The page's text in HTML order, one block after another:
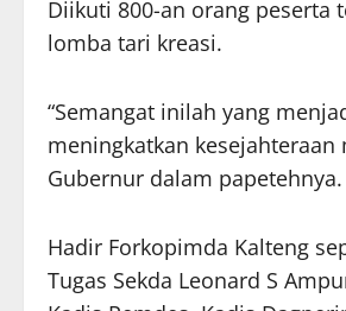
Diikuti 800-an orang
lomba tari kreasi.
“Semangat inilah yang
meningkatkan
Gubernur dalam papetehnya.
Hadir Forkopimda Kalteng
Tugas Sekda Leonard S